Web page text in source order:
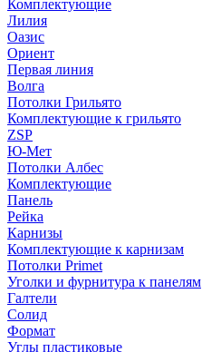
Комплектующие
Лилия
Оазис
Ориент
Первая линия
Волга
Потолки Грильято
Комплектующие к грильято
ZSP
Ю-Мет
Потолки Албес
Комплектующие
Панель
Рейка
Карнизы
Комплектующие к карнизам
Потолки Primet
Уголки и фурнитура к панелям
Галтели
Солид
Формат
Углы пластиковые